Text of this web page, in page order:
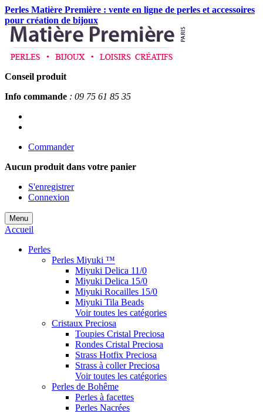
Perles Matière Première : vente en ligne de perles et accessoires
pour création de bijoux
Conseil produit
Info commande : 09 75 61 85 35
Commander
Aucun produit dans votre panier
S'enregistrer
Connexion
Menu
Accueil
Perles
Perles Miyuki ™
Miyuki Delica 11/0
Miyuki Delica 15/0
Miyuki Rocailles 15/0
Miyuki Tila Beads
Voir toutes les catégories
Cristaux Preciosa
Toupies Cristal Preciosa
Rondes Cristal Preciosa
Strass Hotfix Preciosa
Strass à coller Preciosa
Voir toutes les catégories
Perles de Bohême
Perles à facettes
Perles Nacrées